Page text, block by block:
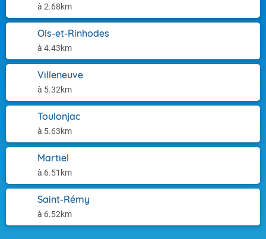
à 2.68km
Ols-et-Rinhodes
à 4.43km
Villeneuve
à 5.32km
Toulonjac
à 5.63km
Martiel
à 6.51km
Saint-Rémy
à 6.52km